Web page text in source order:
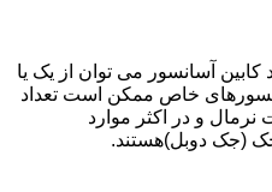
آسانسور می توان از یک یا
خاص ممکن است تعداد
و در اکثر موارد
جک (جک دوبل)هستند.